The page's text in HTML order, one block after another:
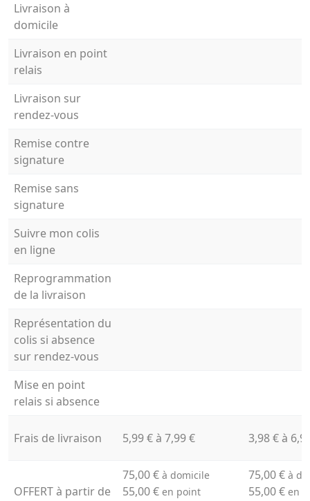
Livraison à
domicile
Livraison en point
relais
Livraison sur
rendez-vous
Remise contre
signature
Remise sans
signature
Suivre mon colis
en ligne
Reprogrammation
de la livraison
Représentation du
colis si absence
sur rendez-vous
Mise en point
relais si absence
Frais de livraison 5,99 € à 7,99 € 3,98 € à
OFFERT à partir de
75,00 € à domicile
55,00 € en point
75,00 € à
55,00 € en